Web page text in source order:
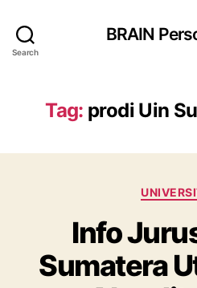
Search
BRAIN
Tag: prodi Uin
Info
Sumatera